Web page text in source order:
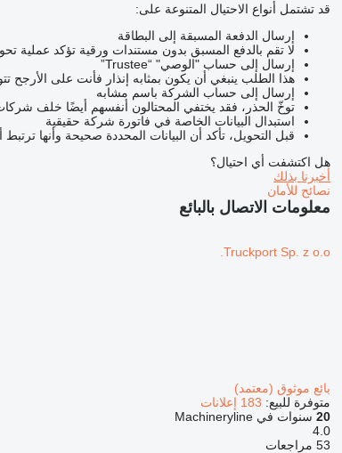
قد تشتمل أنواع الاحتيال المتنوعة على:
إرسال الدفعة المسبقة إلى البطاقة
لا تقم بالدفع المسبق بدون مستندات ورقية تؤكد عملية
إرسال إلى حساب "الوصي" “Trustee”
هذا الطلب ينبغي أن يكون بمثابه إنذار فأنت على
إرسال إلى حساب الشركة باسم مشابه
توخّ الحذر، فقد يختفي المحتالون أنفسهم أيضًا خلف
استبدال البيانات الخاصة في فاتورة شركة حقيقية
قبل التحويل، تأكد أن البيانات المحددة صحيحة وأنها ترتبط
هل اكتشفت أي احتيال؟
أخبرنا بذلك
نصائح للأمان
معلومات الاتصال بالبائع
Truckport Sp. z o.o.
بائع موثوق (معتمد)
متوفرة للبيع: 183 إعلانات
20سنوات في Machineryline
4.0
53 مراجعات